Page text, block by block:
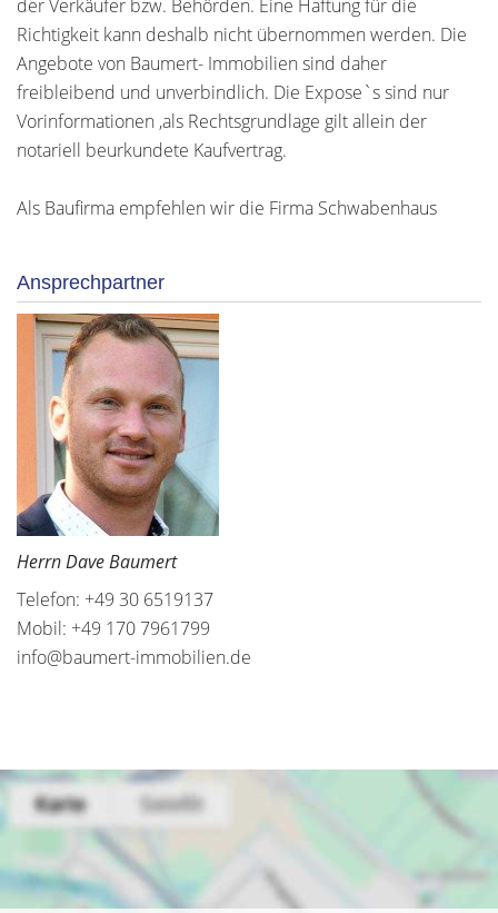
der Verkäufer bzw. Behörden. Eine Haftung für die
Richtigkeit kann deshalb nicht übernommen werden. Die
Angebote von Baumert- Immobilien sind daher
freibleibend und unverbindlich. Die Expose`s sind nur
Vorinformationen ,als Rechtsgrundlage gilt allein der
notariell beurkundete Kaufvertrag.
Als Baufirma empfehlen wir die Firma Schwabenhaus
Ansprechpartner
Herrn Dave Baumert
Telefon: +49 30 6519137
Mobil: +49 170 7961799
info@baumert-immobilien.de